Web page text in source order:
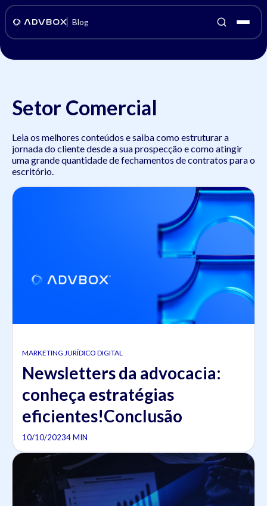
Blog
Setor Comercial
Leia os melhores conteúdos e saiba como estruturar a
jornada do cliente desde a sua prospecção e como atingir
uma grande quantidade de fechamentos de contratos para o
escritório.
MARKETING JURÍDICO DIGITAL
Newsletters da advocacia:
conheça estratégias
eficientes!Conclusão
10/10/20234 MIN